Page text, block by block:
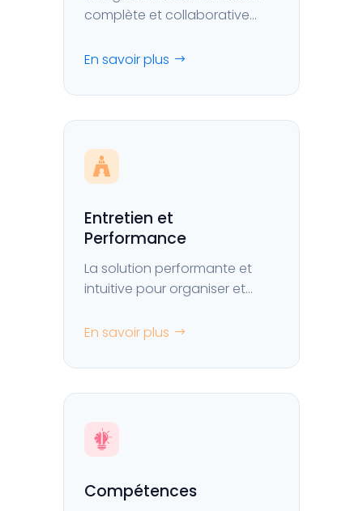
complète et collaborative
œuvre vos plans des
En savoir plus
Entretien et
Performance
La solution performante et
intuitive pour organiser et
d’entretien.
En savoir plus
Compétences